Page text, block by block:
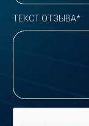
ТЕКСТ ОТЗЫВА*